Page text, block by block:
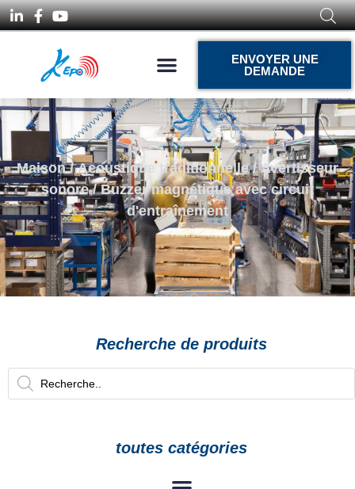
ENVOYER UNE
DEMANDE
Maison/Acoustique traditionnelle/Avertisseur
sonore/ Buzzer magnétique avec circuit
d'entraînement
Recherche de produits
toutes catégories